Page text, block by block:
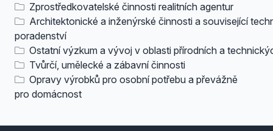
Zprostředkovatelské činnosti realitních agentur
Architektonické a inženýrské činnosti a související
poradenství
Ostatní výzkum a vývoj v oblasti přírodních a
Tvůrčí, umělecké a zábavní činnosti
Opravy výrobků pro osobní potřebu a převážně
pro domácnost